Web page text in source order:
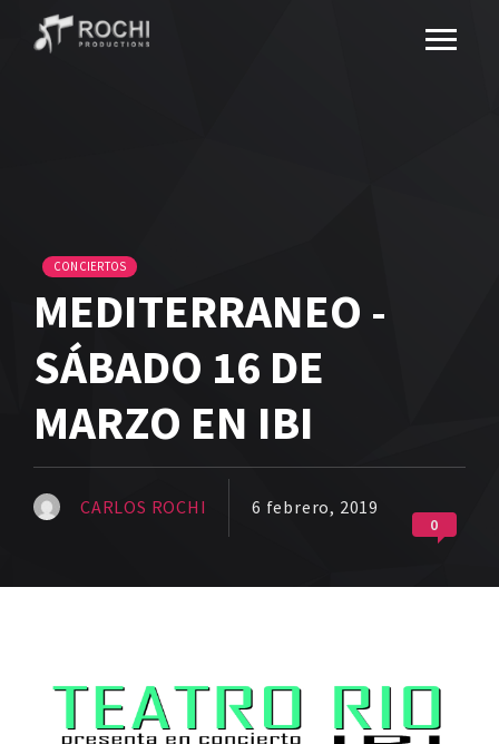
CONCIERTOS
MEDITERRANEO -
SÁBADO 16 DE
MARZO EN IBI
CARLOS ROCHI 6 febrero, 2019
0